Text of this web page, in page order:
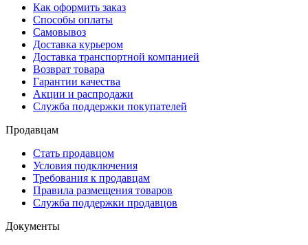
Как оформить заказ
Способы оплаты
Самовывоз
Доставка курьером
Доставка транспортной компанией
Возврат товара
Гарантии качества
Акции и распродажи
Служба поддержки покупателей
Продавцам
Стать продавцом
Условия подключения
Требования к продавцам
Правила размещения товаров
Служба поддержки продавцов
Документы